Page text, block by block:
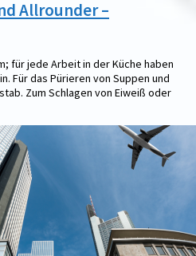
Allrounder –
für jede Arbeit in der Küche haben
Für das Pürieren von Suppen und
Zum Schlagen von Eiweiß oder